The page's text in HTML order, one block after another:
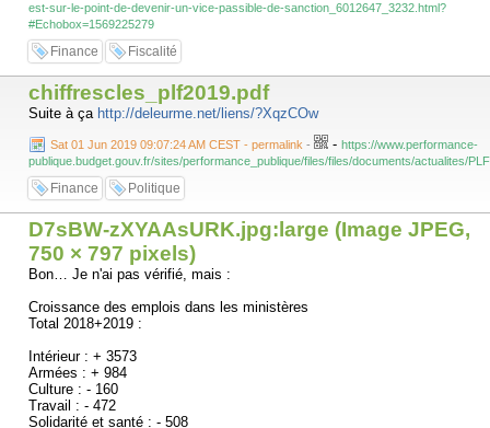
est-sur-le-point-de-devenir-un-vice-passible-de-sanction_6012647_3232.html?
#Echobox=1569225279
Finance Fiscalité
chiffrescles_plf2019.pdf
Suite à ça http://deleurme.net/liens/?XqzCOw
Sat 01 Jun 2019 09:07:24 AM CEST - permalink - - https://www.performance-
publique.budget.gouv.fr/sites/performance_publique/files/files/documents/actualites/
Finance Politique
D7sBW-zXYAAsURK.jpg:large (Image JPEG,
750 × 797 pixels)
Bon… Je n'ai pas vérifié, mais :
Croissance des emplois dans les ministères
Total 2018+2019 :
Intérieur : + 3573
Armées : + 984
Culture : - 160
Travail : - 472
Solidarité et santé : - 508